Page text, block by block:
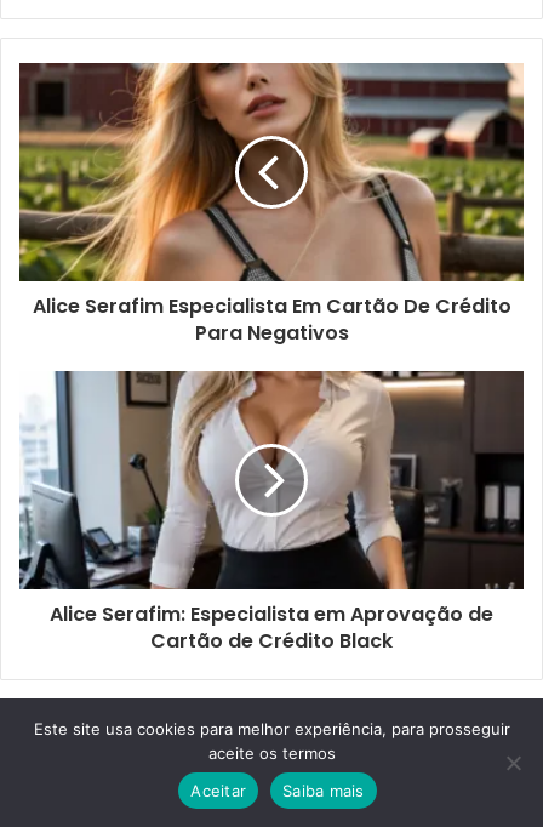
Alice Serafim Especialista Em Cartão De Crédito
Para Negativos
Alice Serafim: Especialista em Aprovação de
Cartão de Crédito Black
Artigos relacionados
Este site usa cookies para melhor experiência, para prosseguir
aceite os termos
Aceitar
Saiba mais